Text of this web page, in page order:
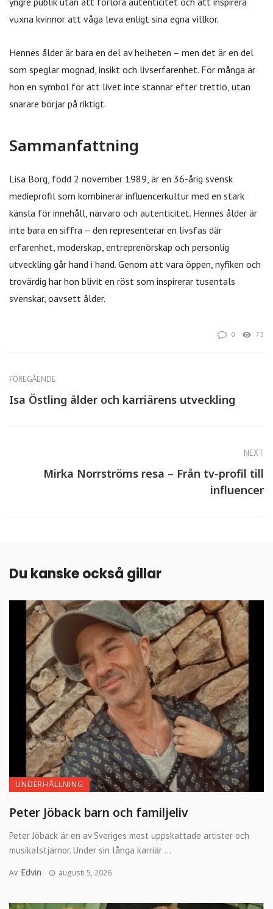
vuxna kvinnor att våga leva enligt sina egna villkor.
Hennes ålder är bara en del av helheten – men det är en del
som speglar mognad, insikt och livserfarenhet. För många är
hon en symbol för att livet inte stannar efter trettio, utan
snarare börjar på riktigt.
Sammanfattning
Lisa Borg, född 2 november 1989, är en 36-årig svensk
medieprofil som kombinerar influencerkultur med en stark
känsla för innehåll, närvaro och autenticitet. Hennes ålder är
inte bara en siffra – den representerar en livsfas där
erfarenhet, moderskap, entreprenörskap och personlig
utveckling går hand i hand. Genom att vara öppen, nyfiken och
trovärdig har hon blivit en röst som inspirerar tusentals
svenskar, oavsett ålder.
0 73
FÖREGÅENDE
Isa Östling ålder och karriärens utveckling
NEXT
Mirka Norrströms resa – Från tv-profil till
influencer
Du kanske också gillar
UNDERHÅLLNING
Peter Jöback barn och familjeliv
Peter Jöback är en av Sveriges mest uppskattade artister och
musikalstjärnor. Under sin långa karriär ...
Av Edvin augusti 5, 2026